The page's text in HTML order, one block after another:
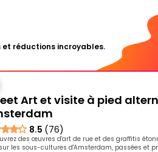
réductions incroyables.
Art et visite à pied
8.5 (76)
des œuvres d'art de rue et des graffitis
les sous-cultures d'Amsterdam, passées et